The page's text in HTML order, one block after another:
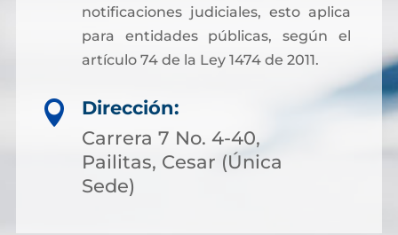
notificaciones judiciales, esto aplica
para entidades públicas, según el
artículo 74 de la Ley 1474 de 2011.

Dirección:
Carrera 7 No. 4-40,
Pailitas, Cesar (Única
Sede)